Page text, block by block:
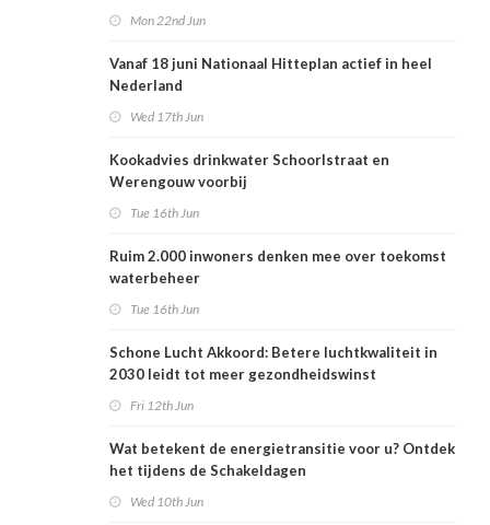
Mon 22nd Jun
Vanaf 18 juni Nationaal Hitteplan actief in heel
Nederland
Wed 17th Jun
Kookadvies drinkwater Schoorlstraat en
Werengouw voorbij
Tue 16th Jun
Ruim 2.000 inwoners denken mee over toekomst
waterbeheer
Tue 16th Jun
Schone Lucht Akkoord: Betere luchtkwaliteit in
2030 leidt tot meer gezondheidswinst
Fri 12th Jun
Wat betekent de energietransitie voor u? Ontdek
het tijdens de Schakeldagen
Wed 10th Jun